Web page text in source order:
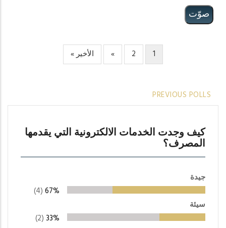
Current
page
1
Page
2
الصفة
التالية
»
الصفحة
الأخيرة
الأخير »
PREVIOUS POLLS
كيف وجدت الخدمات الالكترونية التي يقدمها
المصرف؟
جيدة
67%
(4)
سيئة
33%
(2)